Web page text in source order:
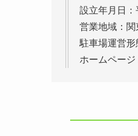
設立年月日：
営業地域：関
駐車場運営
ホームページ